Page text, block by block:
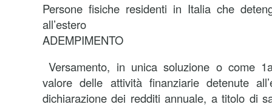
Persone fisiche residenti in Italia che
all’estero
ADEMPIMENTO
Versamento, in unica soluzione o come
valore delle attività finanziarie detenute
dichiarazione dei redditi annuale, a titolo di